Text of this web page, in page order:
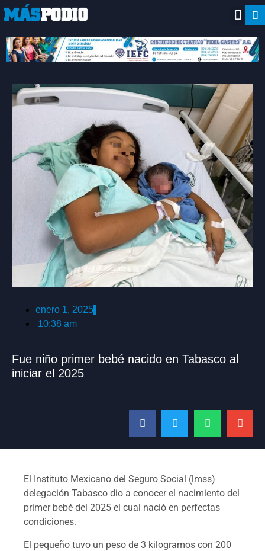
enero 1, 2025
10:38 am
Fue niño primer bebé nacido en Tabasco al
iniciar el 2025
El Instituto Mexicano del Seguro Social (lmss)
delegación Tabasco dio a conocer el nacimiento del
primer bebé del 2025 el cual nació en perfectas
condiciones.
El pequeño tuvo un peso de 3 kilogramos con 200